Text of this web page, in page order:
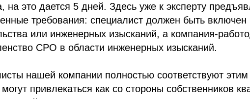
на это дается 5 дней. Здесь уже к эксперту
требования: специалист должен быть
или инженерных изысканий, а компания-
СРО в области инженерных изысканий.
нашей компании полностью соответствуют
привлекаться как со стороны собственников